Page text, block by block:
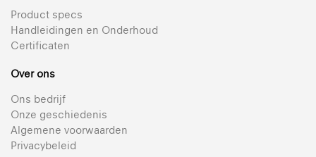
Product specs
Handleidingen en Onderhoud
Certificaten
Over ons
Ons bedrijf
Onze geschiedenis
Algemene voorwaarden
Privacybeleid